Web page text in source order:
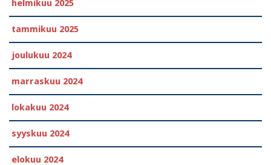
helmikuu 2025
tammikuu 2025
joulukuu 2024
marraskuu 2024
lokakuu 2024
syyskuu 2024
elokuu 2024